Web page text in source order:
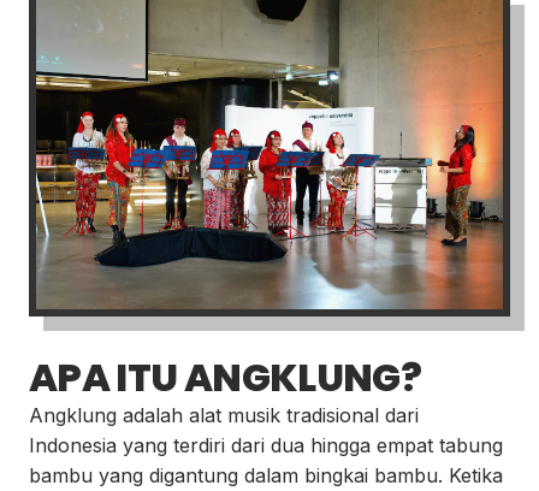
APA ITU ANGKLUNG?
Angklung adalah alat musik tradisional dari
Indonesia yang terdiri dari dua hingga empat tabung
bambu yang digantung dalam bingkai bambu. Ketika